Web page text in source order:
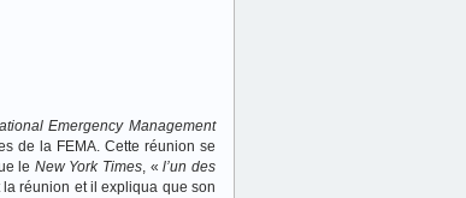
Emergency Management
de la FEMA. Cette réunion se
le New York Times, «l’un des
réunion et il expliqua que son